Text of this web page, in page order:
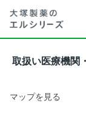
取扱い医療機関
マップを見る